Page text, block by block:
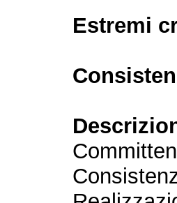
Estremi